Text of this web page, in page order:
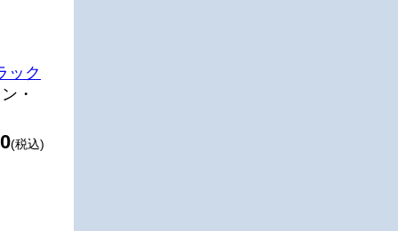
ック
・
(税込)